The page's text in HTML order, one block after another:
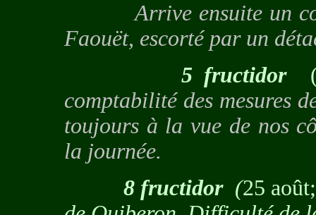
Arrive ensuite un
Faouët, escorté par un
5 fructidor
comptabilité des mesures
toujours à la vue de nos
la journée.
8 fructidor (25